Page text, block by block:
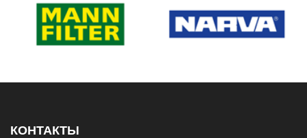
КОНТАКТЫ